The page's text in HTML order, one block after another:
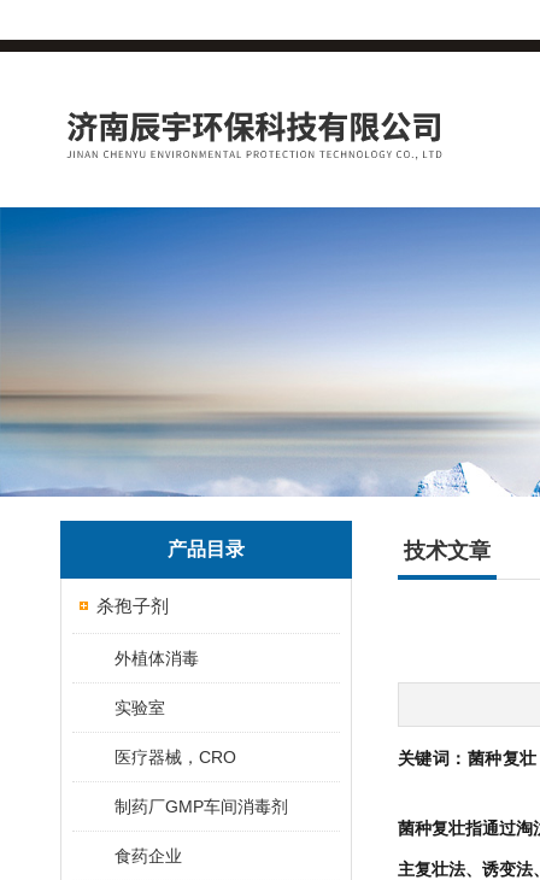
产品目录
杀孢子剂
外植体消毒
实验室
医疗器械，CRO
制药厂GMP车间消毒剂
食药企业
技术文章
关键词：菌种复
菌种复壮指通过淘
主复壮法、诱变法